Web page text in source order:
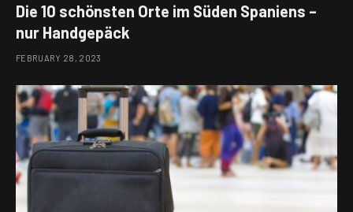
Die 10 schönsten Orte im Süden Spaniens –
nur Handgepäck
FEBRUARY 28, 2023